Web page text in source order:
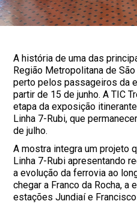
A história de uma das
Região Metropolitana de
perto pelos passageiros da
partir de 15 de junho. A TIC
etapa da exposição
Linha 7-Rubi, que
de julho.
A mostra integra um projeto
Linha 7-Rubi apresentando
a evolução da ferrovia ao
chegar a Franco da Rocha,
estações Jundiaí e